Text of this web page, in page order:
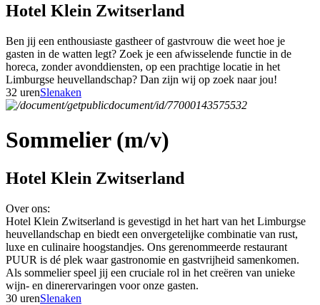
Hotel Klein Zwitserland
Ben jij een enthousiaste gastheer of gastvrouw die weet hoe je
gasten in de watten legt? Zoek je een afwisselende functie in de
horeca, zonder avonddiensten, op een prachtige locatie in het
Limburgse heuvellandschap? Dan zijn wij op zoek naar jou!
32 urenSlenaken
Sommelier (m/v)
Hotel Klein Zwitserland
Over ons:
Hotel Klein Zwitserland is gevestigd in het hart van het Limburgse
heuvellandschap en biedt een onvergetelijke combinatie van rust,
luxe en culinaire hoogstandjes. Ons gerenommeerde restaurant
PUUR is dé plek waar gastronomie en gastvrijheid samenkomen.
Als sommelier speel jij een cruciale rol in het creëren van unieke
wijn- en dinerervaringen voor onze gasten.
30 urenSlenaken